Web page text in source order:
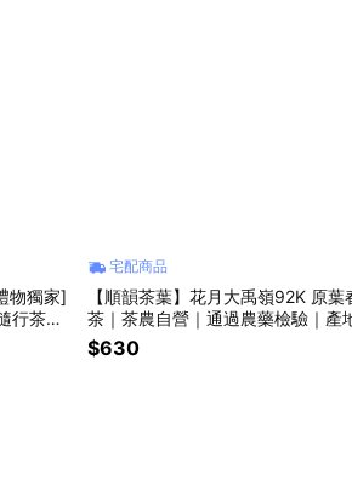
物獨家]
行茶葉
選｜商
茶園
宅配商品
【順韻茶葉】花月大禹嶺92K 原
茶｜茶農自營｜通過農藥檢驗｜產
台灣高山茶｜青心烏龍｜高級茶葉
$630